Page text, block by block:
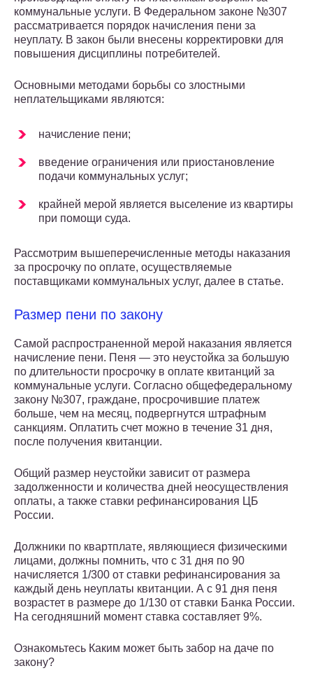
коммунальные услуги. В Федеральном законе №307
рассматривается порядок начисления пени за
неуплату. В закон были внесены корректировки для
повышения дисциплины потребителей.
Основными методами борьбы со злостными
неплательщиками являются:
начисление пени;
введение ограничения или приостановление
подачи коммунальных услуг;
крайней мерой является выселение из квартиры
при помощи суда.
Рассмотрим вышеперечисленные методы наказания
за просрочку по оплате, осуществляемые
поставщиками коммунальных услуг, далее в статье.
Размер пени по закону
Самой распространенной мерой наказания является
начисление пени. Пеня — это неустойка за большую
по длительности просрочку в оплате квитанций за
коммунальные услуги. Согласно общефедеральному
закону №307, граждане, просрочившие платеж
больше, чем на месяц, подвергнутся штрафным
санкциям. Оплатить счет можно в течение 31 дня,
после получения квитанции.
Общий размер неустойки зависит от размера
задолженности и количества дней неосуществления
оплаты, а также ставки рефинансирования ЦБ
России.
Должники по квартплате, являющиеся физическими
лицами, должны помнить, что с 31 дня по 90
начисляется 1/300 от ставки рефинансирования за
каждый день неуплаты квитанции. А с 91 дня пеня
возрастет в размере до 1/130 от ставки Банка России.
На сегодняшний момент ставка составляет 9%.
Ознакомьтесь Каким может быть забор на даче по
закону?